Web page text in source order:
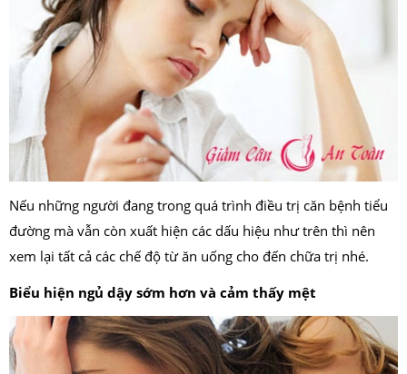
Nếu những người đang trong quá trình điều trị căn bệnh tiểu
đường mà vẫn còn xuất hiện các dấu hiệu như trên thì nên
xem lại tất cả các chế độ từ ăn uống cho đến chữa trị nhé.
Biểu hiện ngủ dậy sớm hơn và cảm thấy mệt